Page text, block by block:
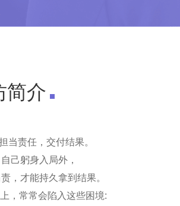
简介
当责任，交付结果。
己躬身入局外，
，才能持久拿到结果。
，常常会陷入这些困境: